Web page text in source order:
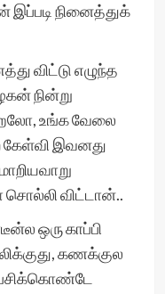
இப்படி நினைத்துக்
விட்டு எழுந்த
நின்று
உங்க வேலை
கேள்வி இவனது
சொல்லி விட்டான்..
ஒரு காப்பி
கணக்குல